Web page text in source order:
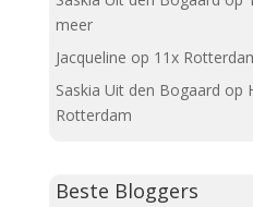
meer
Jacqueline op 11x
Saskia Uit den Bogaard op
Rotterdam
Beste Bloggers